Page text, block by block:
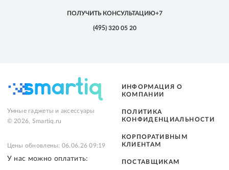
ПОЛУЧИТЬ КОНСУЛЬТАЦИЮ+7
(495)320 05 20
Умные гаджеты и аксессуары
© 2026, Smartiq.ru
Цены обновлены: 06.06.26 09:19
У нас можно оплатить:
ИНФОРМАЦИЯ О
КОМПАНИИ
ПОЛИТИКА
КОНФИДЕНЦИАЛЬНОСТИ
КОРПОРАТИВНЫМ
КЛИЕНТАМ
ПОСТАВЩИКАМ